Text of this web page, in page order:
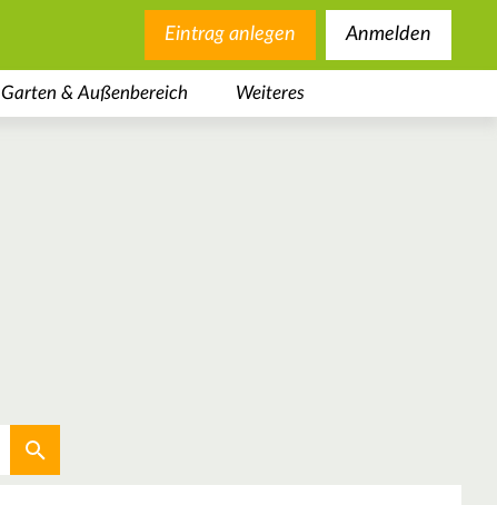
Eintrag anlegen Anmelden
Garten & Außenbereich Weiteres
Aktuellen Standort verwenden